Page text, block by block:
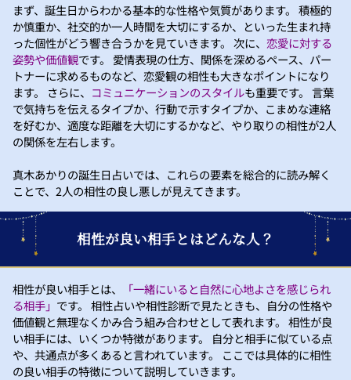
まず、誕生日からわかる基本的な性格や気質があります。 積極的
か慎重か、社交的か一人時間を大切にするか、といった生まれ持
った個性がどう響き合うかを見ていきます。 次に、 恋愛に対する
姿勢や価値観です。 愛情表現の仕方、関係を深めるペース、パー
トナーに求めるものなど、恋愛観の相性も大きなポイントになり
ます。 さらに、 コミュニケーションのスタイルも重要です。 言葉
で気持ちを伝えるタイプか、行動で示すタイプか、こまめな連絡
を好むか、適度な距離を大切にするかなど、やり取りの相性が2人
の関係を左右します。
真木あかりの誕生日占いでは、これらの要素を総合的に読み解く
ことで、2人の相性の良し悪しが見えてきます。
相性が良い相手とはどんな人？
相性が良い相手とは、
「一緒にいると自然に心地よさを感じられ
る相手」 です。 相性占いや相性診断で見たときも、自分の性格や
価値観と無理なくかみ合う組み合わせとして表れます。 相性が良
い相手には、いくつか特徴があります。 自分と相手に似ている点
や、共通点が多くあると言われています。 ここでは具体的に相性
の良い相手の特徴について説明していきます。